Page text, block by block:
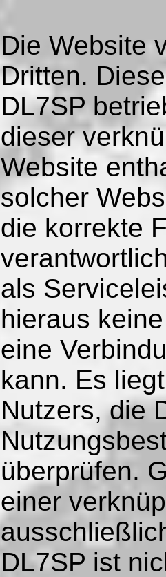
Die Website
Dritten.
DL7SP
dieser
Website
solcher
die korrekte
als
hieraus
eine
kann. Es
Nutzers, die
überprüfen.
einer
DL7SP ist